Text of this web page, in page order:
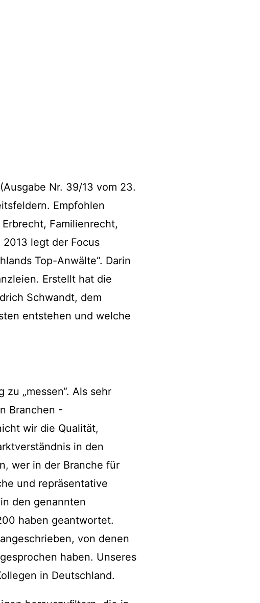
Nr. 39/13 vom 23.
Empfohlen
Familienrecht,
legt der Focus
Top-Anwälte“. Darin
Erstellt hat die
Schwandt, dem
entstehen und welche
„messen“. Als sehr
Branchen -
wir die Qualität,
in den
wer in der Branche für
und repräsentative
den genannten
haben geantwortet.
von denen
haben. Unseres
in Deutschland.